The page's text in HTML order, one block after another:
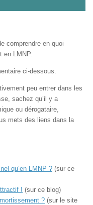
comprendre en quoi
en LMNP.
ci-dessous.
peu entrer dans les
sachez qu’il y a
ou dérogataire,
mets des liens dans la
qu’en LMNP ? (sur ce
! (sur ce blog)
? (sur le site